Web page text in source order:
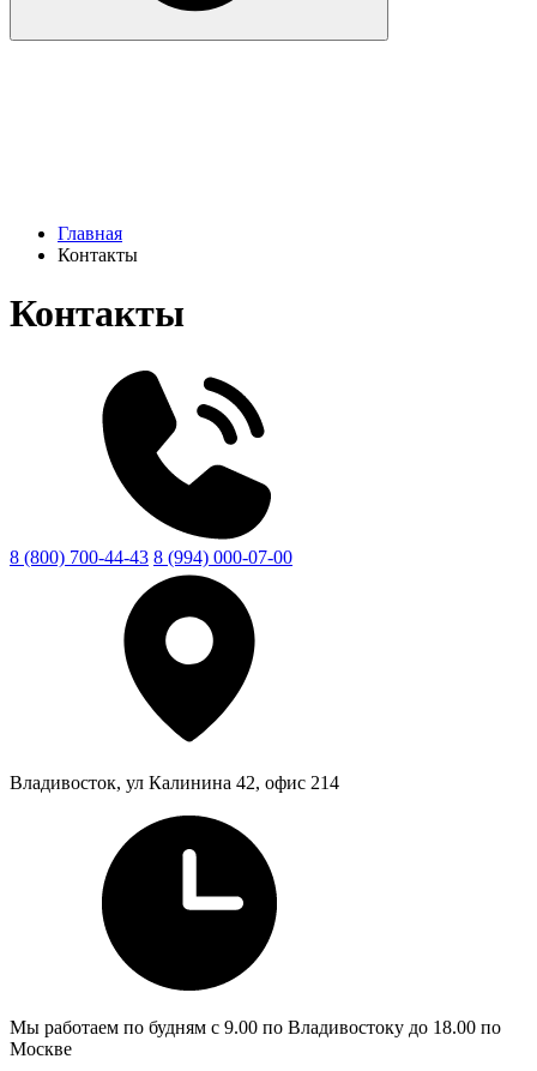
Главная
Контакты
Контакты
8 (800) 700-44-43 8 (994) 000-07-00
Владивосток, ул Калинина 42, офис 214
Мы работаем по будням с 9.00 по Владивостоку до 18.00 по
Москве